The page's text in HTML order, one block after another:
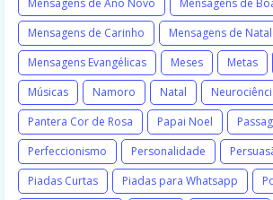
Mensagens de Ano Novo
Mensagens de
Mensagens de Carinho
Mensagens de Natal
Mensagens Evangélicas
Meses Metas
Músicas
Namoro Natal
Pantera Cor de Rosa
Papai Noel
Perfeccionismo
Personalidade
Piadas Curtas
Piadas para Whatsapp